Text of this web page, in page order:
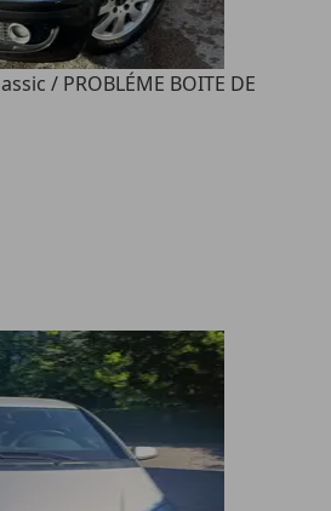
/ PROBLÉME BOITE DE